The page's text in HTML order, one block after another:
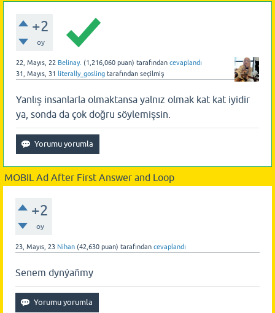
+2
oy
22, Mayıs, 22 Belinay. (1,216,060 puan) tarafından cevaplandı
31, Mayıs, 31 literally_gosling tarafından seçilmiş
Yanlış insanlarla olmaktansa yalnız olmak kat kat iyidir
ya, sonda da çok doğru söylemişsin.
MOBIL Ad After First Answer and Loop
+2
oy
23, Mayıs, 23 Nihan (42,630 puan) tarafından cevaplandı
Senem dynýañmy